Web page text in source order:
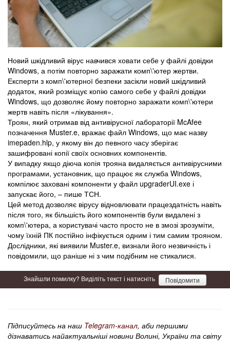
Новий шкідливий вірус навчився ховати себе у файлі довідки
Windows, а потім повторно заражати комп\'ютер жертви.
Експерти з комп\'ютерної безпеки засікли новий шкідливий
додаток, який розміщує копію самого себе у файлі довідки
Windows, що дозволяє йому повторно заражати комп\'ютери
жертв навіть після «лікування».
Троян, який отримав від антивірусної лабораторії McAfee
позначення Muster.e, вражає файл Windows, що має назву
imepaden.hlp, у якому він до певного часу зберігає
зашифровані копії своїх основних компонентів.
У випадку якщо діюча копія трояна видаляється антивірусними
програмами, установник, що працює як служба Windows,
компілює заховані компоненти у файл upgraderUI.exe і
запускає його, – пише ТСН.
Цей метод дозволяє вірусу відновлювати працездатність навіть
після того, як більшість його компонентів були видалені з
комп\'ютера, а користувачі часто просто не в змозі зрозуміти,
чому їхній ПК постійно інфікується одним і тим самим трояном.
Дослідники, які виявили Muster.e, визнали його незвичність і
повідомили, що раніше ні з чим подібним не стикалися.
Знайшли помилку? Виділіть текст і натисніть Повідомити
Підписуйтесь на наш Telegram-канал, аби першими
дізнаватись найактуальніші новини Волині, України та світу